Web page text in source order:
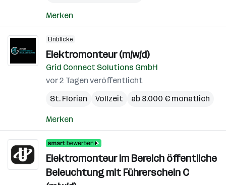
Merken
Einblicke
Elektromonteur (m/w/d)
Grid Connect Solutions GmbH
vor 2 Tagen veröffentlicht
St. Florian
Vollzeit ab 3.000 € monatlich
Merken
Elektromonteur im Bereich öffentliche
Beleuchtung mit Führerschein C